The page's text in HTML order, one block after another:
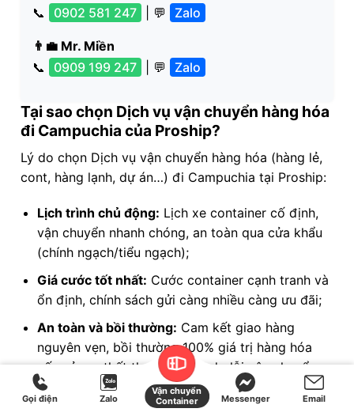
📞
0902 581 247 | 💬 Zalo
👨‍💼 Mr. Miền
📞
0909 199 247 | 💬 Zalo
Tại sao chọn Dịch vụ vận chuyển hàng hóa
đi Campuchia của Proship?
Lý do chọn Dịch vụ vận chuyển hàng hóa (hàng lẻ,
cont, hàng lạnh, dự án…) đi Campuchia tại Proship:
Lịch trình chủ động: Lịch xe container cố định,
vận chuyển nhanh chóng, an toàn qua cửa khẩu
(chính ngạch/tiểu ngạch);
Giá cước tốt nhất: Cước container cạnh tranh và
ổn định, chính sách gửi càng nhiều càng ưu đãi;
An toàn và bồi thường: Cam kết giao hàng
nguyên vẹn, bồi thường 100% giá trị hàng hóa
nếu xảy ra thất thoát, hư hại do lỗi vận chuyển;
Năng lực lớn và đa dạng:Cung cấp đầy đủ loại
Gọi điện Zalo
Vận chuyển
Container
Messenger Email